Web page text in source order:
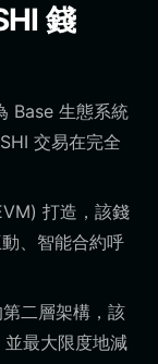
錢
Base 生態系統
交易在完全
打造，該錢
、智能合約呼
二層架構，該
最大限度地減